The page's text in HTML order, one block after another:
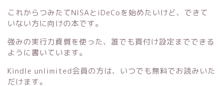
これからつみたてNISAとiDeCoを始めたいけど、できて
いない方に向けの本です。
強みの実行力資質を使った、誰でも買付け設定までできる
ように書いています。
Kindle unlimited会員の方は、いつでも無料でお読みいた
だけます。